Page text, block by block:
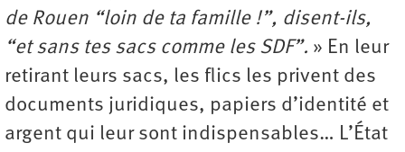
de Rouen “loin de ta famille !”, disent-ils,
“et sans tes sacs comme les SDF”. » En leur
retirant leurs sacs, les flics les privent des
documents juridiques, papiers d’identité et
argent qui leur sont indispensables… L’État